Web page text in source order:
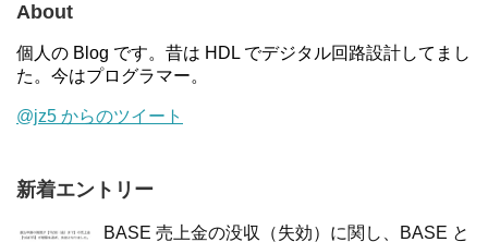
About
個人の Blog です。昔は HDL でデジタル回路設計してまし
た。今はプログラマー。
@jz5 からのツイート
新着エントリー
BASE 売上金の没収（失効）に関し、BASE と